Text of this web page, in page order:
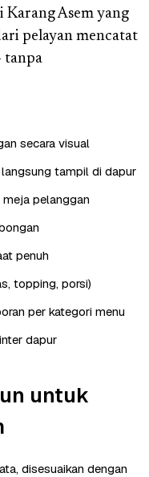
Asem yang
pelayan mencatat
tanpa
secara visual
tampil di dapur
pelanggan
penuh
topping, porsi)
per kategori menu
dapur
untuk
disesuaikan dengan